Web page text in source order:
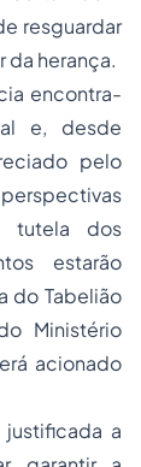
resguardar
da herança.
encontra-
e, desde
pelo
tutela dos
estarão
do Tabelião
Ministério
acionado
a